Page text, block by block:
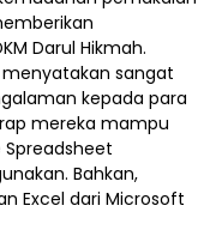
Darul Hikmah.
menyatakan sangat
kepada para
mereka mampu
Bahkan,
Excel dari Microsoft